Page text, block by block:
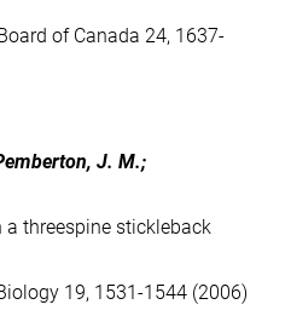
of Canada 24, 1637-
J. M.;
threespine stickleback
19, 1531-1544 (2006)